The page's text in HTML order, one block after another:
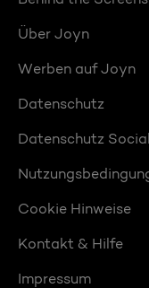
Über Joyn
Werben auf Joyn
Datenschutz
Datenschutz
Cookie Hinweise
Kontakt & Hilfe
Impressum